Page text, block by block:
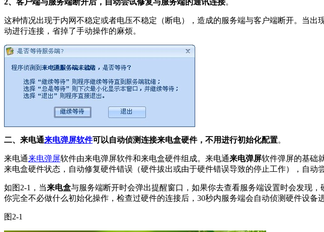
这种情况出现于内网不稳定或者电压不稳定（断电），造成的服务端与客户端断开。当出
动进行连接，省掉了手动操作的麻烦。
二、来电通来电弹屏软件可以自动侦测连接来电盒硬件，不用进行初始化配置。
来电通来电弹屏软件由来电弹屏软件和来电盒硬件组成。来电通来电弹屏软件弹屏的基础
来电盒硬件状态，自动修复硬件错误（硬件拔出或由于硬件错误导致的停止工作），自动
如图2-1，当来电盒与服务端断开时会弹出提醒窗口，如果你去查看服务端设置时会发现
你完全不必做什么初始化操作，检查过硬件的连接后，30秒内服务端会自动侦测硬件设备
图2-1